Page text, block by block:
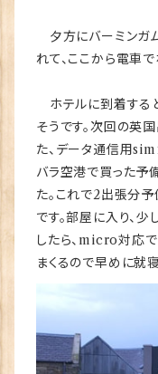
夕方にバーミンガ
れて、ここから電車
ホテルに到着する
そうです。次回の英
た、データ通信用sim
バラ空港で買った
た。これで2出張分
です。部屋に入り、
したら、micro対応で
まくるので早めに就寝